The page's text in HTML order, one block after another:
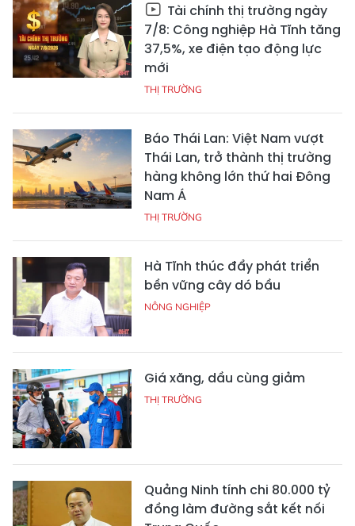
Tài chính thị trường ngày
7/8: Công nghiệp Hà Tĩnh tăng
37,5%, xe điện tạo động lực
mới
THỊ TRƯỜNG
Báo Thái Lan: Việt Nam vượt
Thái Lan, trở thành thị trường
hàng không lớn thứ hai Đông
Nam Á
THỊ TRƯỜNG
Hà Tĩnh thúc đẩy phát triển
bền vững cây dó bầu
NÔNG NGHIỆP
Giá xăng, dầu cùng giảm
THỊ TRƯỜNG
Quảng Ninh tính chi 80.000 tỷ
đồng làm đường sắt kết nối